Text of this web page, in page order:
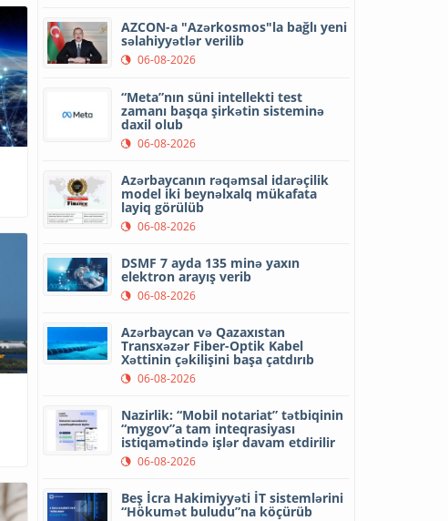
AZCON-a "Azərkosmos"la bağlı yeni
səlahiyyətlər verilib
06-08-2026
“Meta”nın süni intellekti test
zamanı başqa şirkətin sisteminə
daxil olub
06-08-2026
Azərbaycanın rəqəmsal idarəçilik
model iki beynəlxalq mükafata
layiq görülüb
06-08-2026
DSMF 7 ayda 135 minə yaxın
elektron arayış verib
06-08-2026
Azərbaycan və Qazaxıstan
Transxəzər Fiber-Optik Kabel
Xəttinin çəkilişini başa çatdırıb
06-08-2026
Nazirlik: “Mobil notariat” tətbiqinin
“mygov”a tam inteqrasiyası
istiqamətində işlər davam etdirilir
06-08-2026
Beş İcra Hakimiyyəti İT sistemlərini
“Hökumət buludu”na köçürüb